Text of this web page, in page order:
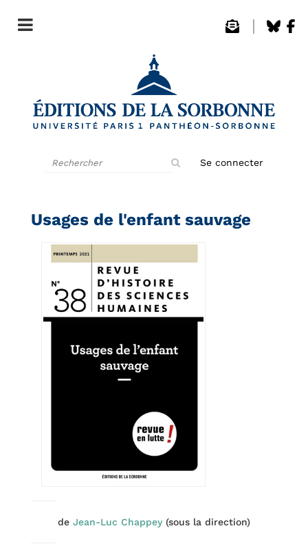
Se connecter
Usages de l'enfant sauvage
de Jean-Luc Chappey (sous la direction)